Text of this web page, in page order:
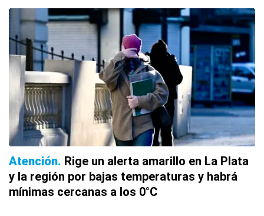
Atención Rige un alerta amarillo en La Plata
y la región por bajas temperaturas y habrá
mínimas cercanas a los 0°C